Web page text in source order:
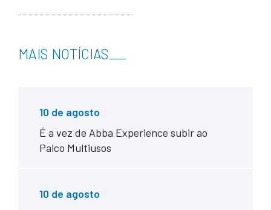
MAIS NOTÍCIAS
10 de agosto
É a vez de Abba Experience subir ao
Palco Multiusos
10 de agosto